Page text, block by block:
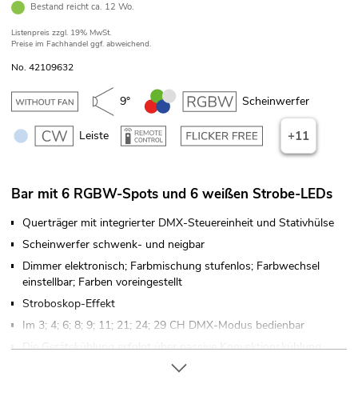
Bestand reicht ca. 12 Wo.
Listenpreis zzgl. 19% MwSt.
Preise im Fachhandel ggf. abweichend.
No. 42109632
9° Scheinwerfer
Leiste +11
Bar mit 6 RGBW-Spots und 6 weißen Strobe-LEDs
Querträger mit integrierter DMX-Steuereinheit und Stativhülse
Scheinwerfer schwenk- und neigbar
Dimmer elektronisch; Farbmischung stufenlos; Farbwechsel
einstellbar; Farben voreingestellt
Stroboskop-Effekt
Im 3; 4; 6; 8; 9; 11; 21; 24; 29 CH DMX-Modus bedienbar
Die Gerätekühlung erfolgt über passive Konvektionskühlung
Ansteuerbar über IR-Fernbedienung; Stand-alone;